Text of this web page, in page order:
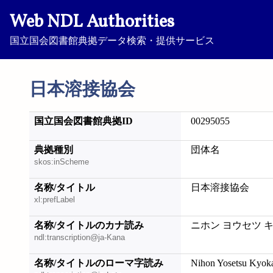
Web NDL Authorities
国立国会図書館典拠データ検索・提供サービス
日本溶接協会
国立国会図書館典拠ID 00295055
典拠種別
skos:inScheme
団体名
名称/タイトル
xl:prefLabel
日本溶接協会
名称/タイトルのカナ読み
ndl:transcription@ja-Kana
ニホン ヨウセツ
名称/タイトルのローマ字読み Nihon Yosetsu